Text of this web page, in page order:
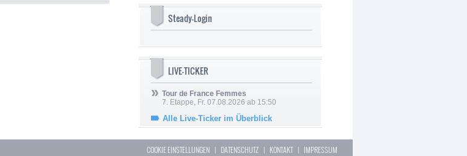
Steady-Login
LIVE-TICKER
Tour de France Femmes
7. Etappe, Fr. 07.08.2026 ab 15:50
Alle Live-Ticker im Überblick
COOKIE EINSTELLUNGEN | DATENSCHUTZ | KONTAKT| IMPRESSUM